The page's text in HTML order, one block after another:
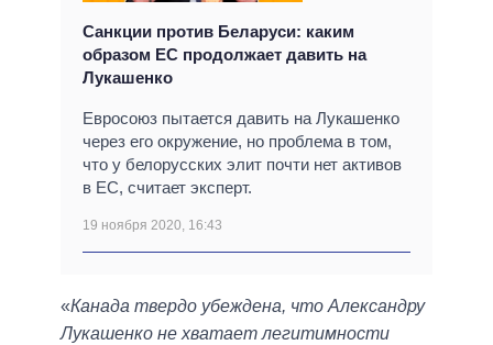
Санкции против Беларуси: каким
образом ЕС продолжает давить на
Лукашенко
Евросоюз пытается давить на Лукашенко
через его окружение, но проблема в том,
что у белорусских элит почти нет активов
в ЕС, считает эксперт.
19 ноября 2020, 16:43
«Канада твердо убеждена, что Александру
Лукашенко не хватает легитимности